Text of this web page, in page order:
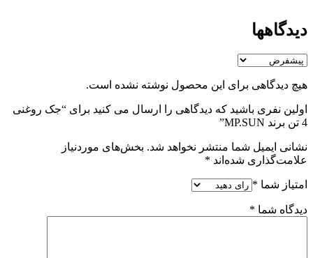
دیدگاهها
هیچ دیدگاهی برای این محصول نوشته نشده است.
اولین نفری باشید که دیدگاهی را ارسال می کنید برای “جک روغنی
4 تن برند MP.SUN”
نشانی ایمیل شما منتشر نخواهد شد. بخش‌های موردنیاز
علامت‌گذاری شده‌اند *
امتیاز شما *
دیدگاه شما *